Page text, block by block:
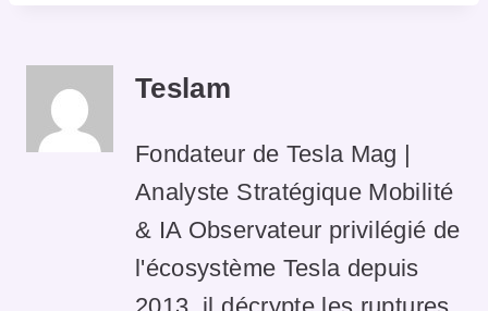
Teslam
Fondateur de Tesla Mag |
Analyste Stratégique Mobilité
& IA Observateur privilégié de
l'écosystème Tesla depuis